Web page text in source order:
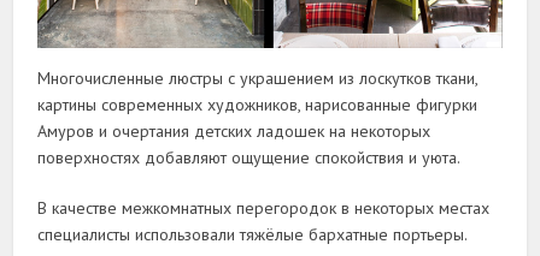
Многочисленные люстры с украшением из лоскутков ткани,
картины современных художников, нарисованные фигурки
Амуров и очертания детских ладошек на некоторых
поверхностях добавляют ощущение спокойствия и уюта.
В качестве межкомнатных перегородок в некоторых местах
специалисты использовали тяжёлые бархатные портьеры.